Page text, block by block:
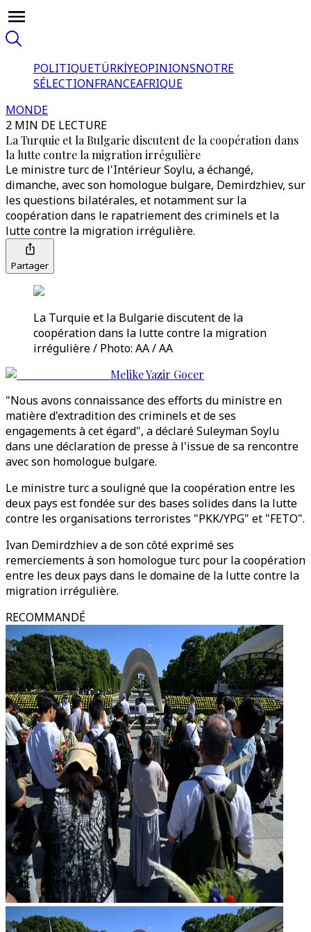
POLITIQUETÜRKİYEOPINIONSNOTRE
SÉLECTIONFRANCEAFRIQUE
MONDE
2 MIN DE LECTURE
La Turquie et la Bulgarie discutent de la coopération dans
la lutte contre la migration irrégulière
Le ministre turc de l'Intérieur Soylu, a échangé,
dimanche, avec son homologue bulgare, Demirdzhiev, sur
les questions bilatérales, et notamment sur la
coopération dans le rapatriement des criminels et la
lutte contre la migration irrégulière.
Partager
La Turquie et la Bulgarie discutent de la
coopération dans la lutte contre la migration
irrégulière / Photo: AA / AA
Melike Yazir Gocer
"Nous avons connaissance des efforts du ministre en
matière d'extradition des criminels et de ses
engagements à cet égard", a déclaré Suleyman Soylu
dans une déclaration de presse à l'issue de sa rencontre
avec son homologue bulgare.
Le ministre turc a souligné que la coopération entre les
deux pays est fondée sur des bases solides dans la lutte
contre les organisations terroristes "PKK/YPG" et "FETO".
Ivan Demirdzhiev a de son côté exprimé ses
remerciements à son homologue turc pour la coopération
entre les deux pays dans le domaine de la lutte contre la
migration irrégulière.
RECOMMANDÉ